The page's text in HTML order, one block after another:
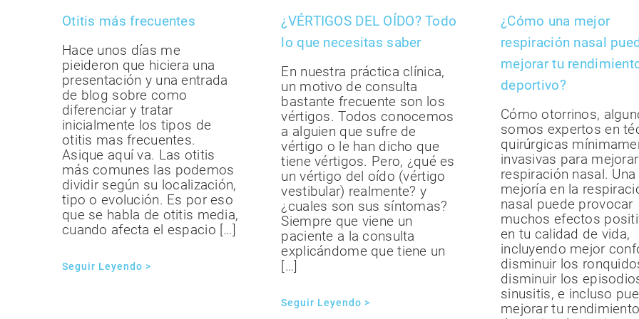
Otitis más frecuentes
Hace unos días me
pieideron que hiciera una
presentación y una entrada
de blog sobre como
diferenciar y tratar
inicialmente los tipos de
otitis mas frecuentes.
Asique aquí va. Las otitis
más comunes las podemos
dividir según su localización,
tipo o evolución. Es por eso
que se habla de otitis media,
cuando afecta el espacio […]
Seguir Leyendo >
¿VÉRTIGOS DEL OÍDO? Todo
lo que necesitas saber
En nuestra práctica clínica,
un motivo de consulta
bastante frecuente son los
vértigos. Todos conocemos
a alguien que sufre de
vértigo o le han dicho que
tiene vértigos. Pero, ¿qué es
un vértigo del oído (vértigo
vestibular) realmente? y
¿cuales son sus síntomas?
Siempre que viene un
paciente a la consulta
explicándome que tiene un
[…]
Seguir Leyendo >
¿Cómo una mejor
respiración nasal
mejorar tu
deportivo?
Cómo otorrinos,
somos expertos en
quirúrgicas
invasivas para
respiración nasal. Una
mejoría en la
nasal puede provocar
muchos efectos
en tu calidad de vida,
incluyendo mejor
disminuir los
disminuir los
sinusitis, e incluso
mejorar tu